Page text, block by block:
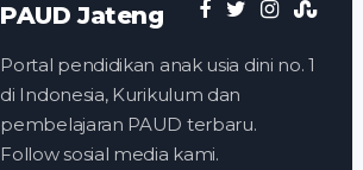
PAUD Jateng
Portal pendidikan anak usia dini no. 1
di Indonesia, Kurikulum dan
pembelajaran PAUD terbaru.
Follow sosial media kami.